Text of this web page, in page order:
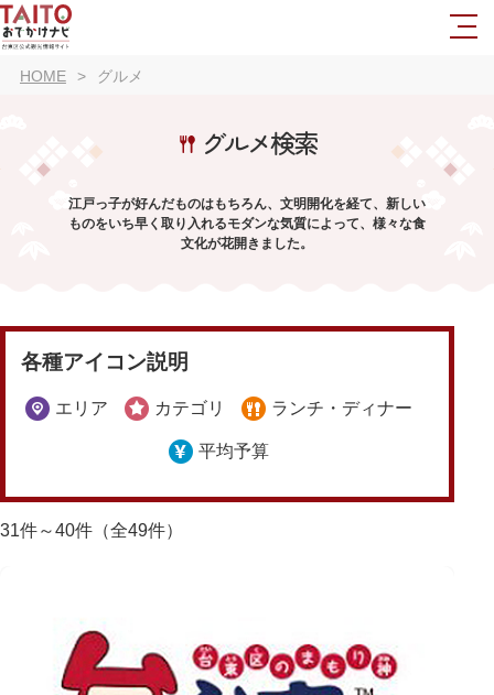
HOME グルメ
グルメ検索
江戸っ子が好んだものはもちろん、文明開化を経て、新しい
ものをいち早く取り入れるモダンな気質によって、様々な食
文化が花開きました。
各種アイコン説明
エリア カテゴリ ランチ・ディナー
平均予算
31件～40件（全49件）